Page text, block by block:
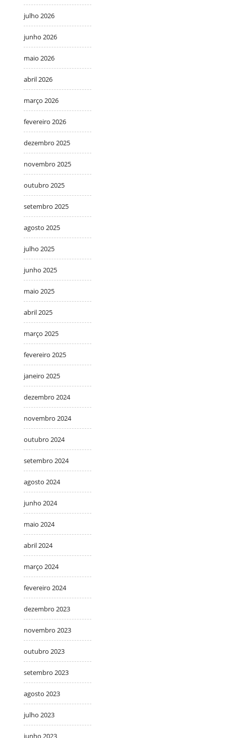
julho 2026
junho 2026
maio 2026
abril 2026
março 2026
fevereiro 2026
dezembro 2025
novembro 2025
outubro 2025
setembro 2025
agosto 2025
julho 2025
junho 2025
maio 2025
abril 2025
março 2025
fevereiro 2025
janeiro 2025
dezembro 2024
novembro 2024
outubro 2024
setembro 2024
agosto 2024
junho 2024
maio 2024
abril 2024
março 2024
fevereiro 2024
dezembro 2023
novembro 2023
outubro 2023
setembro 2023
agosto 2023
julho 2023
junho 2023